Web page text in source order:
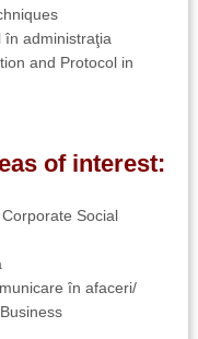
în administraţia
and Protocol in
of interest:
Social
în afaceri/